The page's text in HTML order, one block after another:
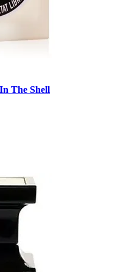
The Shell